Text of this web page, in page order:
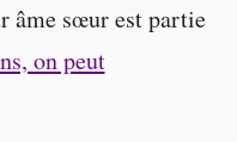
âme sœur est partie
on peut